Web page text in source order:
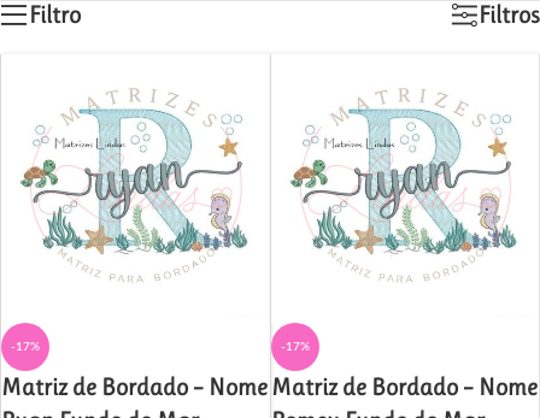
Filtro Filtros
-17%
Matriz de Bordado – Nome
-17%
Matriz de Bordado – Nome